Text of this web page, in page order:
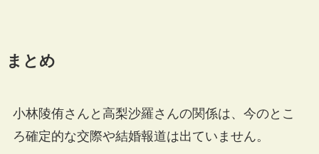
まとめ
小林陵侑さんと高梨沙羅さんの関係は、今のとこ
ろ確定的な交際や結婚報道は出ていません。